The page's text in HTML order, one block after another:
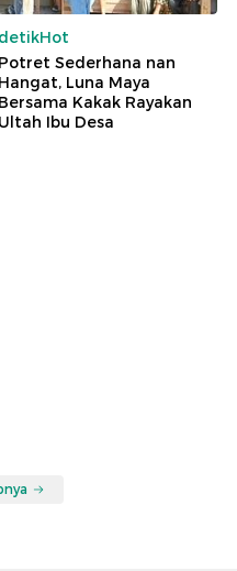
detikHot
Potret Sederhana nan
Hangat, Luna Maya
Bersama Kakak Rayakan
Ultah Ibu Desa